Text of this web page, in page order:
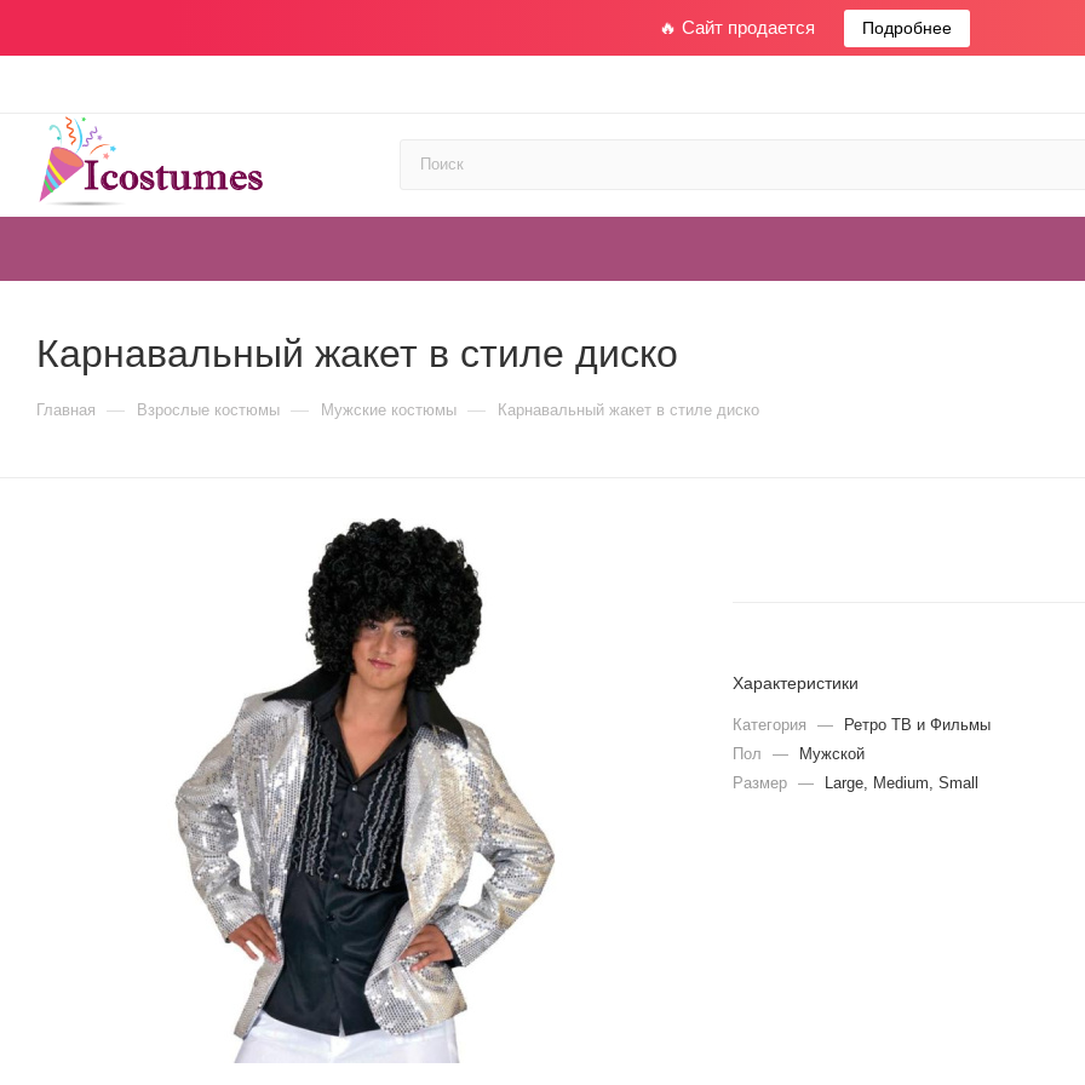
🔥 Сайт продается Подробнее
Карнавальный жакет в стиле диско
Главная — Взрослые костюмы — Мужские костюмы — Карнавальный жакет в стиле диско
Характеристики
Категория —
Ретро ТВ и Фильмы
Пол
—
Мужской
Размер
— Large, Medium, Small